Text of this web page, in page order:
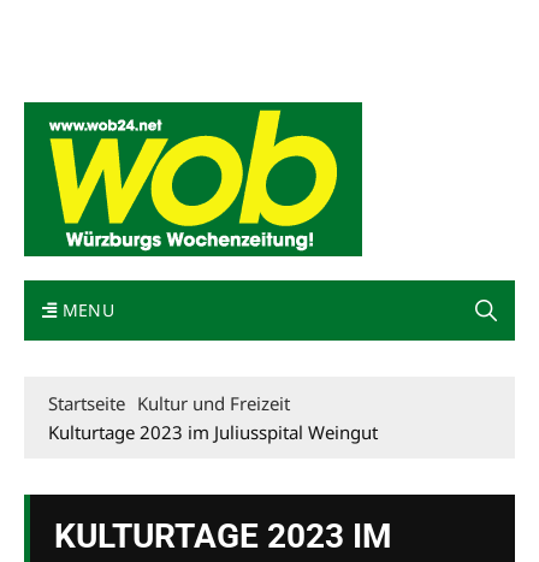
MENU
Startseite Kultur und Freizeit
Kulturtage 2023 im Juliusspital Weingut
KULTURTAGE 2023 IM